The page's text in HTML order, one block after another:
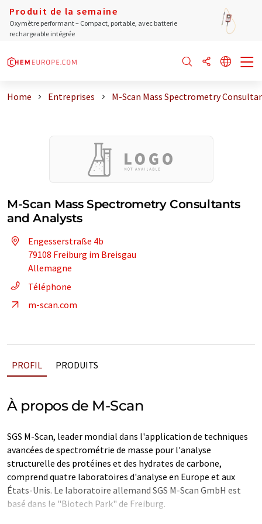
Produit de la semaine
Oxymètre performant – Compact, portable, avec batterie
rechargeable intégrée
Home Entreprises M-Scan Mass Spectrometry
M-Scan Mass Spectrometry Consultants
and Analysts
Engesserstraße 4b
79108 Freiburg im Breisgau
Allemagne
Téléphone
m-scan.com
PROFIL PRODUITS
À propos de M-Scan
SGS M-Scan, leader mondial dans l'application de techniques
avancées de spectrométrie de masse pour l'analyse
structurelle des protéines et des hydrates de carbone,
comprend quatre laboratoires d'analyse en Europe et aux
États-Unis. Le laboratoire allemand SGS M-Scan GmbH est
basé dans le "Biotech Park" de Freiburg.